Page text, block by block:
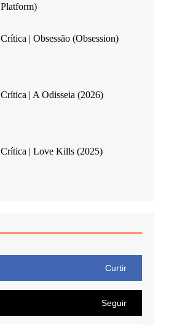
Platform)
Crítica | Obsessão (Obsession)
Crítica | A Odisseia (2026)
Crítica | Love Kills (2025)
Curtir
Seguir